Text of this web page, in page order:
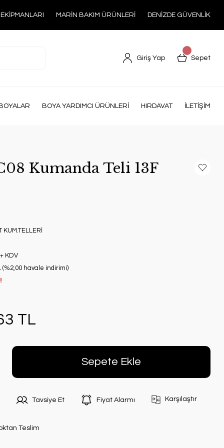
MARİN BAKIM ÜRÜNLERİ DENİZDE GÜVENLİK
Giriş Yap Sepet
BOYA YARDIMCI ÜRÜNLERİ HIRDAVAT İLETİŞİM
Kumanda Teli 13F
KUM.TELLERİ
KDV
(%2,00 havale indirimi)
TL
Sepete Ekle
Tavsiye Et Fiyat Alarmı Karşılaştır
Teslim